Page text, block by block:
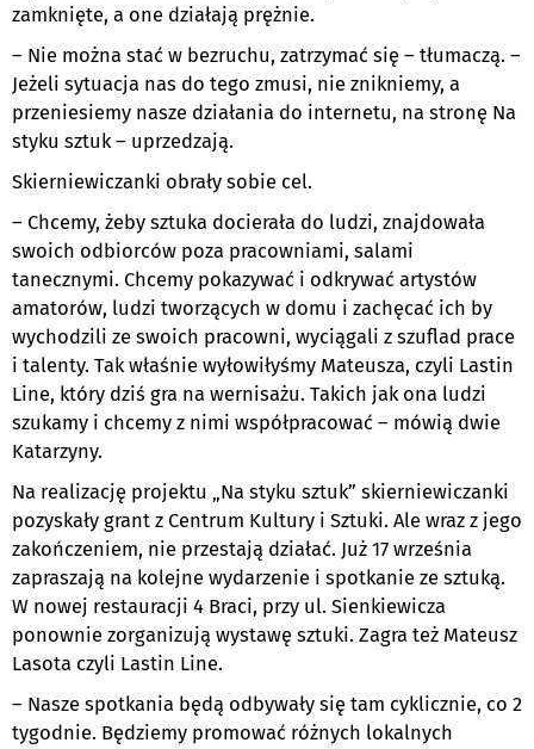
zamknięte, a one działają prężnie.
– Nie można stać w bezruchu, zatrzymać się – tłumaczą. –
Jeżeli sytuacja nas do tego zmusi, nie znikniemy, a
przeniesiemy nasze działania do internetu, na stronę Na
styku sztuk – uprzedzają.
Skierniewiczanki obrały sobie cel.
– Chcemy, żeby sztuka docierała do ludzi, znajdowała
swoich odbiorców poza pracowniami, salami
tanecznymi. Chcemy pokazywać i odkrywać artystów
amatorów, ludzi tworzących w domu i zachęcać ich by
wychodzili ze swoich pracowni, wyciągali z szuflad prace
i talenty. Tak właśnie wyłowiłyśmy Mateusza, czyli Lastin
Line, który dziś gra na wernisażu. Takich jak ona ludzi
szukamy i chcemy z nimi współpracować – mówią dwie
Katarzyny.
Na realizację projektu „Na styku sztuk” skierniewiczanki
pozyskały grant z Centrum Kultury i Sztuki. Ale wraz z jego
zakończeniem, nie przestają działać. Już 17 września
zapraszają na kolejne wydarzenie i spotkanie ze sztuką.
W nowej restauracji 4 Braci, przy ul. Sienkiewicza
ponownie zorganizują wystawę sztuki. Zagra też Mateusz
Lasota czyli Lastin Line.
– Nasze spotkania będą odbywały się tam cyklicznie, co 2
tygodnie. Będziemy promować różnych lokalnych